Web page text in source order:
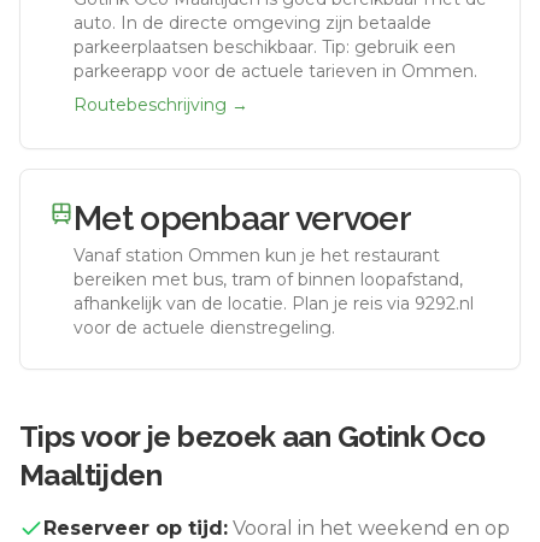
auto. In de directe omgeving zijn betaalde
parkeerplaatsen beschikbaar. Tip: gebruik een
parkeerapp voor de actuele tarieven in Ommen.
Routebeschrijving →
Met openbaar vervoer
Vanaf station Ommen kun je het restaurant
bereiken met bus, tram of binnen loopafstand,
afhankelijk van de locatie. Plan je reis via 9292.nl
voor de actuele dienstregeling.
Tips voor je bezoek aan Gotink Oco
Maaltijden
Reserveer op tijd: Vooral in het weekend en op